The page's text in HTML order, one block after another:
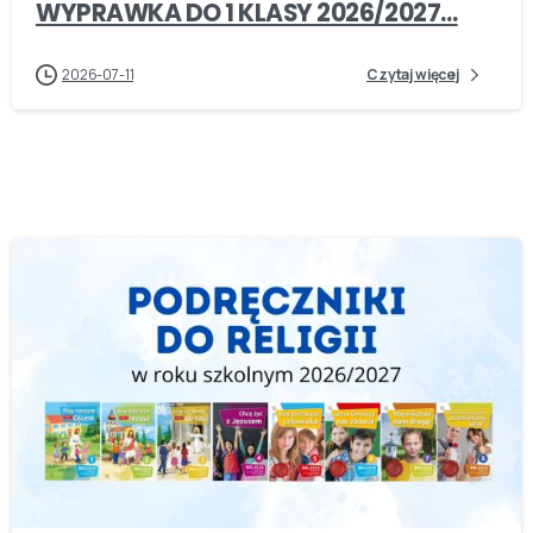
WYPRAWKA DO 1 KLASY 2026/2027…
2026-07-11 Czytaj więcej
-